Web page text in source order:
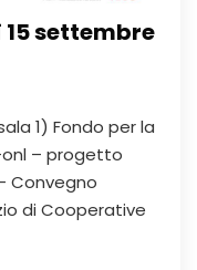
settembre
1) Fondo per la
– progetto
Convegno
di Cooperative